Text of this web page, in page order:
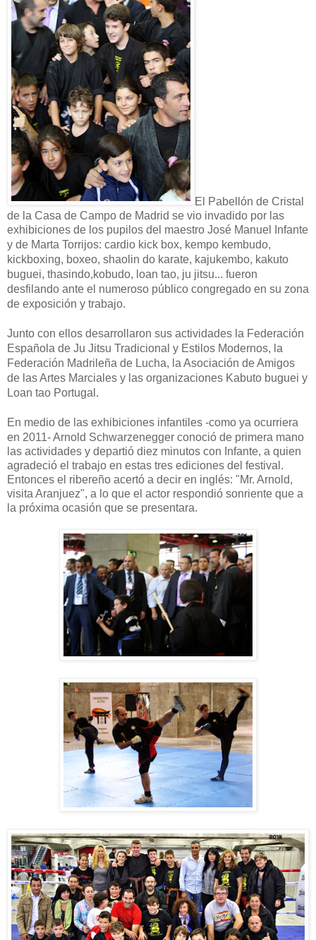
El Pabellón de Cristal
de la Casa de Campo de Madrid se vio invadido por las
exhibiciones de los pupilos del maestro José Manuel Infante
y de Marta Torrijos: cardio kick box, kempo kembudo,
kickboxing, boxeo, shaolin do karate, kajukembo, kakuto
buguei, thasindo,kobudo, loan tao, ju jitsu... fueron
desfilando ante el numeroso público congregado en su zona
de exposición y trabajo.
Junto con ellos desarrollaron sus actividades la Federación
Española de Ju Jitsu Tradicional y Estilos Modernos, la
Federación Madrileña de Lucha, la Asociación de Amigos
de las Artes Marciales y las organizaciones Kabuto buguei y
Loan tao Portugal.
En medio de las exhibiciones infantiles -como ya ocurriera
en 2011- Arnold Schwarzenegger conoció de primera mano
las actividades y departió diez minutos con Infante, a quien
agradeció el trabajo en estas tres ediciones del festival.
Entonces el ribereño acertó a decir en inglés: "Mr. Arnold,
visita Aranjuez", a lo que el actor respondió sonriente que a
la próxima ocasión que se presentara.